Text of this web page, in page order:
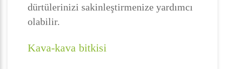
dürtülerinizi sakinleştirmenize yardımcı
olabilir.
Kava-kava bitkisi